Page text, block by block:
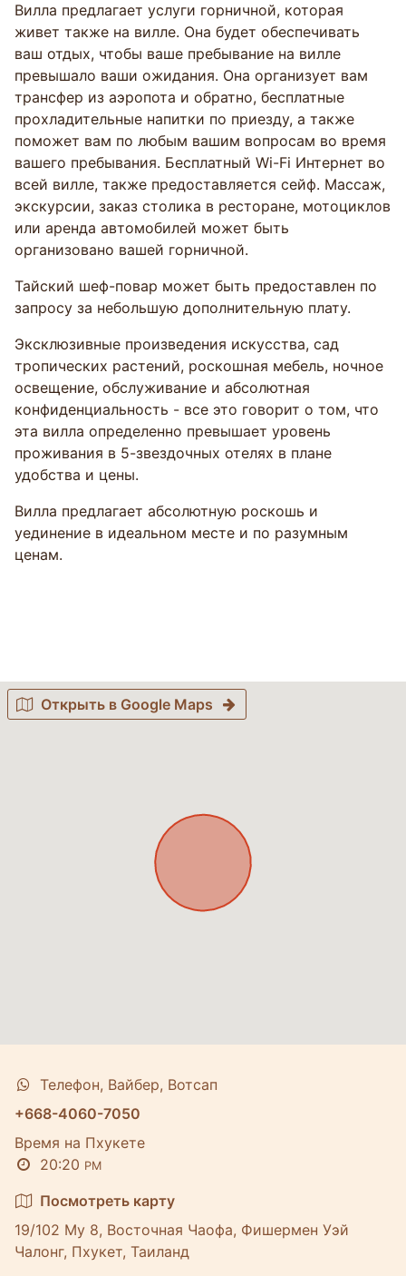
Вилла предлагает услуги горничной, которая
живет также на вилле. Она будет обеспечивать
ваш отдых, чтобы ваше пребывание на вилле
превышало ваши ожидания. Она организует вам
трансфер из аэропота и обратно, бесплатные
прохладительные напитки по приезду, а также
поможет вам по любым вашим вопросам во время
вашего пребывания. Бесплатный Wi-Fi Интернет во
всей вилле, также предоставляется сейф. Массаж,
экскурсии, заказ столика в ресторане, мотоциклов
или аренда автомобилей может быть
организовано вашей горничной.
Тайский шеф-повар может быть предоставлен по
запросу за небольшую дополнительную плату.
Эксклюзивные произведения искусства, сад
тропических растений, роскошная мебель, ночное
освещение, обслуживание и абсолютная
конфиденциальность - все это говорит о том, что
эта вилла определенно превышает уровень
проживания в 5-звездочных отелях в плане
удобства и цены.
Вилла предлагает абсолютную роскошь и
уединение в идеальном месте и по разумным
ценам.
Открыть в Google Maps
Телефон, Вайбер, Вотсап
+668-4060-7050
Время на Пхукете
20:20 PM
Посмотреть карту
19/102 Му 8, Восточная Чаофа, Фишермен Уэй
Чалонг, Пхукет, Таиланд